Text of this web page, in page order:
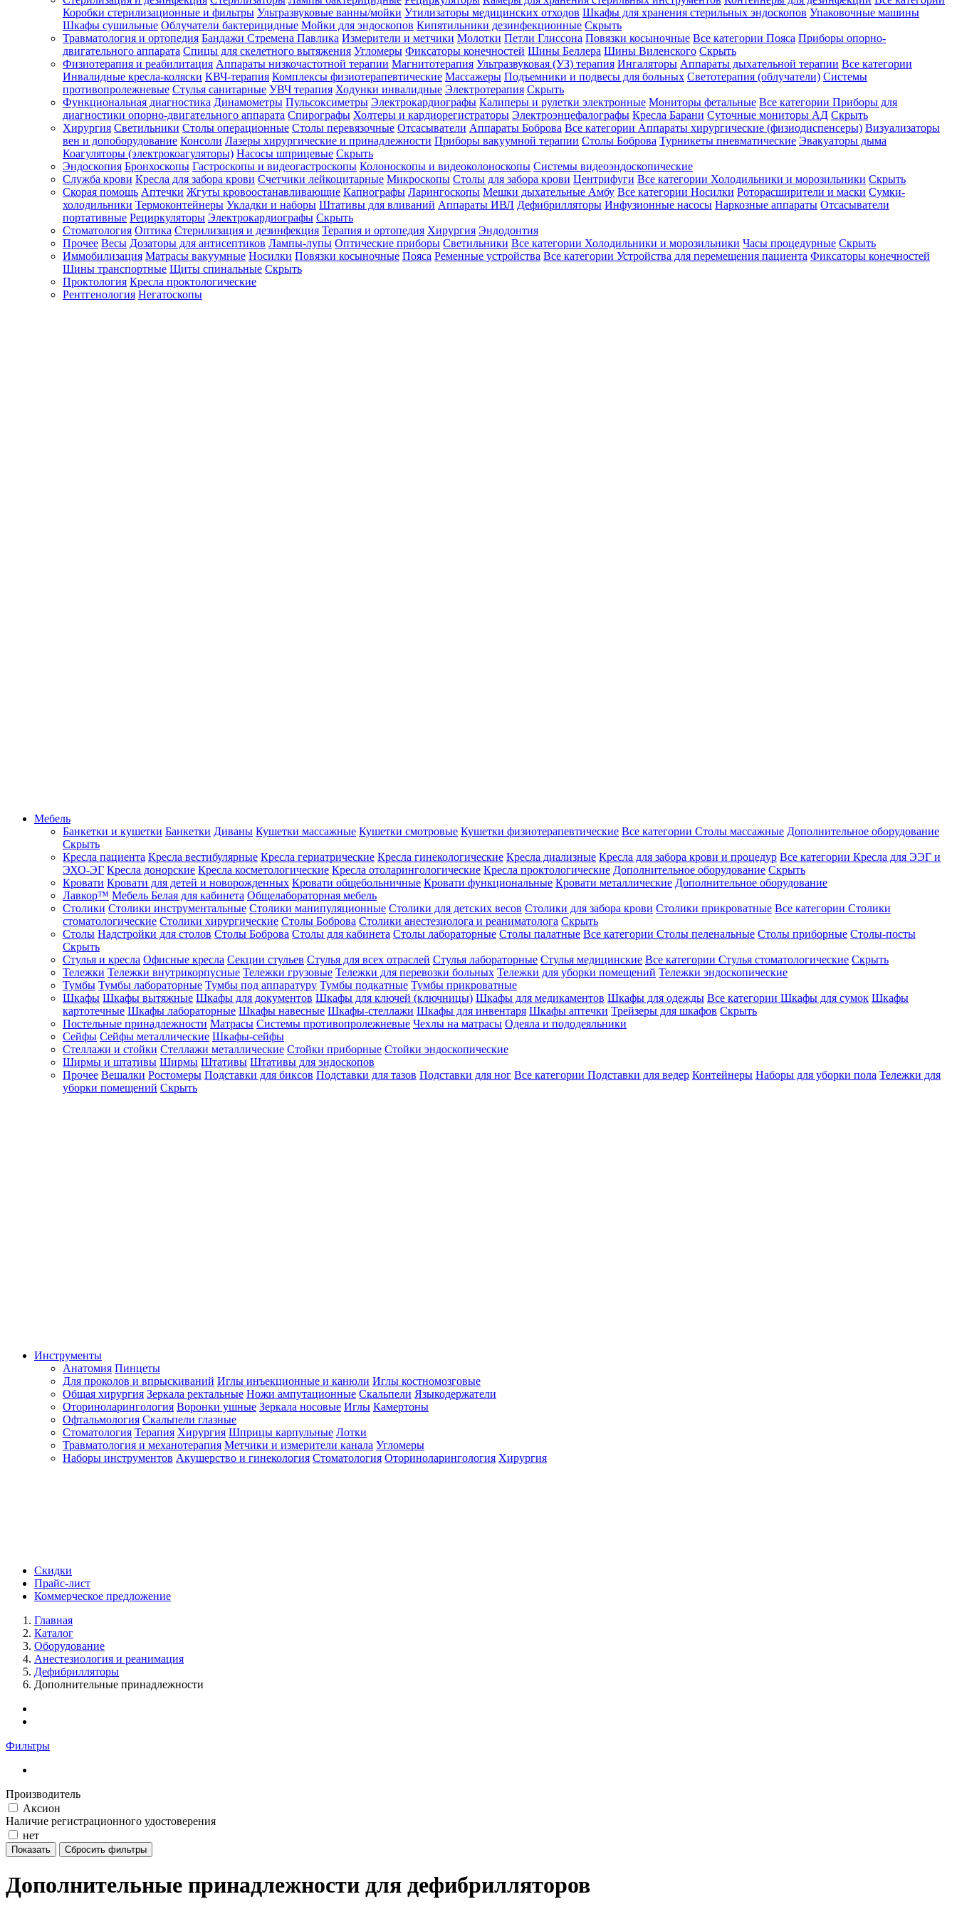
Зарегистрироваться
Зачем
регистрироваться?
Все
покупки
в
одном
месте
Личный
менеджер
Отслеживание
статуса
заказа
Коробки стерилизационные и фильтры Ультразвуковые ванны/мойки Утилизаторы медицинских отходов Шкафы для хранения стерильных эндоскопов Упаковочные машины
Шкафы сушильные Облучатели бактерицидные Мойки для эндоскопов Кипятильники дезинфекционные Скрыть
Травматология и ортопедия Бандажи Стремена Павлика Измерители и метчики Молотки Петли Глиссона Повязки косыночные Все категории Пояса Приборы опорно-
двигательного аппарата Спицы для скелетного вытяжения Угломеры Фиксаторы конечностей Шины Беллера Шины Виленского Скрыть
Физиотерапия и реабилитация Аппараты низкочастотной терапии Магнитотерапия Ультразвуковая (УЗ) терапия Ингаляторы Аппараты дыхательной терапии Все категории
Инвалидные кресла-коляски КВЧ-терапия Комплексы физиотерапевтические Массажеры Подъемники и подвесы для больных Светотерапия (облучатели) Системы
противопролежневые Стулья санитарные УВЧ терапия Ходунки инвалидные Электротерапия Скрыть
Функциональная диагностика Динамометры Пульсоксиметры Электрокардиографы Калиперы и рулетки электронные Мониторы фетальные Все категории Приборы для
диагностики опорно-двигательного аппарата Спирографы Холтеры и кардиорегистраторы Электроэнцефалографы Кресла Барани Суточные мониторы АД Скрыть
Хирургия Светильники Столы операционные Столы перевязочные Отсасыватели Аппараты Боброва Все категории Аппараты хирургические (физиодиспенсеры) Визуализаторы
вен и допоборудование Консоли Лазеры хирургические и принадлежности Приборы вакуумной терапии Столы Боброва Турникеты пневматические Эвакуаторы дыма
Коагуляторы (электрокоагуляторы) Насосы шприцевые Скрыть
Эндоскопия Бронхоскопы Гастроскопы и видеогастроскопы Колоноскопы и видеоколоноскопы Системы видеоэндоскопические
Служба крови Кресла для забора крови Счетчики лейкоцитарные Микроскопы Столы для забора крови Центрифуги Все категории Холодильники и морозильники Скрыть
Скорая помощь Аптечки Жгуты кровоостанавливающие Капнографы Ларингоскопы Мешки дыхательные Амбу Все категории Носилки Роторасширители и маски Сумки-
холодильники Термоконтейнеры Укладки и наборы Штативы для вливаний Аппараты ИВЛ Дефибрилляторы Инфузионные насосы Наркозные аппараты Отсасыватели
портативные Рециркуляторы Электрокардиографы Скрыть
Стоматология Оптика Стерилизация и дезинфекция Терапия и ортопедия Хирургия Эндодонтия
Прочее Весы Дозаторы для антисептиков Лампы-лупы Оптические приборы Светильники Все категории Холодильники и морозильники Часы процедурные Скрыть
Иммобилизация Матрасы вакуумные Носилки Повязки косыночные Пояса Ременные устройства Все категории Устройства для перемещения пациента Фиксаторы конечностей
Шины транспортные Щиты спинальные Скрыть
Проктология Кресла проктологические
Рентгенология Негатоскопы
Мебель
Банкетки и кушетки Банкетки Диваны Кушетки массажные Кушетки смотровые Кушетки физиотерапевтические Все категории Столы массажные Дополнительное оборудование
Скрыть
Кресла пациента Кресла вестибулярные Кресла гериатрические Кресла гинекологические Кресла диализные Кресла для забора крови и процедур Все категории Кресла для ЭЭГ и
ЭХО-ЭГ Кресла донорские Кресла косметологические Кресла отоларингологические Кресла проктологические Дополнительное оборудование Скрыть
Кровати Кровати для детей и новорожденных Кровати общебольничные Кровати функциональные Кровати металлические Дополнительное оборудование
Лавкор™ Мебель Белая для кабинета Общелабораторная мебель
Столики Столики инструментальные Столики манипуляционные Столики для детских весов Столики для забора крови Столики прикроватные Все категории Столики
стоматологические Столики хирургические Столы Боброва Столики анестезиолога и реаниматолога Скрыть
Столы Надстройки для столов Столы Боброва Столы для кабинета Столы лабораторные Столы палатные Все категории Столы пеленальные Столы приборные Столы-посты
Скрыть
Стулья и кресла Офисные кресла Секции стульев Стулья для всех отраслей Стулья лабораторные Стулья медицинские Все категории Стулья стоматологические Скрыть
Тележки Тележки внутрикорпусные Тележки грузовые Тележки для перевозки больных Тележки для уборки помещений Тележки эндоскопические
Тумбы Тумбы лабораторные Тумбы под аппаратуру Тумбы подкатные Тумбы прикроватные
Шкафы Шкафы вытяжные Шкафы для документов Шкафы для ключей (ключницы) Шкафы для медикаментов Шкафы для одежды Все категории Шкафы для сумок Шкафы
картотечные Шкафы лабораторные Шкафы навесные Шкафы-стеллажи Шкафы для инвентаря Шкафы аптечки Трейзеры для шкафов Скрыть
Постельные принадлежности Матрасы Системы противопролежневые Чехлы на матрасы Одеяла и пододеяльники
Сейфы Сейфы металлические Шкафы-сейфы
Стеллажи и стойки Стеллажи металлические Стойки приборные Стойки эндоскопические
Ширмы и штативы Ширмы Штативы Штативы для эндоскопов
Прочее Вешалки Ростомеры Подставки для биксов Подставки для тазов Подставки для ног Все категории Подставки для ведер Контейнеры Наборы для уборки пола Тележки для
уборки помещений Скрыть
Инструменты
Анатомия Пинцеты
Для проколов и впрыскиваний Иглы инъекционные и канюли Иглы костномозговые
Общая хирургия Зеркала ректальные Ножи ампутационные Скальпели Языкодержатели
Оториноларингология Воронки ушные Зеркала носовые Иглы Камертоны
Офтальмология Скальпели глазные
Стоматология Терапия Хирургия Шприцы карпульные Лотки
Травматология и механотерапия Метчики и измерители канала Угломеры
Наборы инструментов Акушерство и гинекология Стоматология Оториноларингология Хирургия
Скидки
Прайс-лист
Коммерческое предложение
Главная
Каталог
Оборудование
Анестезиология и реанимация
Дефибрилляторы
Дополнительные принадлежности
Фильтры
Производитель
Аксион
Наличие регистрационного удостоверения
нет
Дополнительные принадлежности для дефибрилляторов